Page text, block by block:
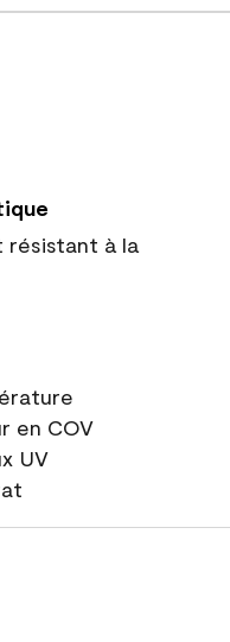
résistant à la
en COV
UV